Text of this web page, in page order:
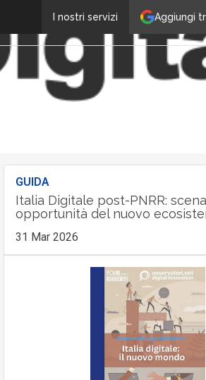
Aggiungi
I nostri servizi
GUIDA
Italia Digitale post-PNRR:
opportunità del nuovo
31 Mar 2026